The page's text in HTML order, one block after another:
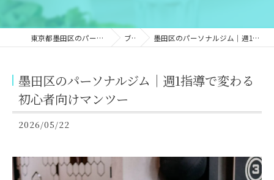
東京都墨田区のパーソナルジムならN-sports ブログ 墨田区のパーソナルジム｜週1指導で変わる初心者向けマンツー
墨田区のパーソナルジム｜週1指導で変わる
初心者向けマンツー
2026/05/22